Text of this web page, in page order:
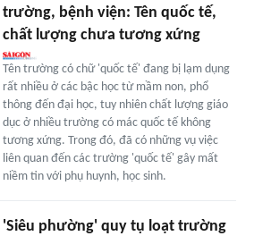
trường, bệnh viện: Tên quốc tế,
chất lượng chưa tương xứng
Tên trường có chữ 'quốc tế' đang bị lạm dụng
rất nhiều ở các bậc học từ mầm non, phổ
thông đến đại học, tuy nhiên chất lượng giáo
dục ở nhiều trường có mác quốc tế không
tương xứng. Trong đó, đã có những vụ việc
liên quan đến các trường 'quốc tế' gây mất
niềm tin với phụ huynh, học sinh.
'Siêu phường' quy tụ loạt trường